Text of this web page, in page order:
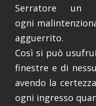
Serratore un
ogni
agguerrito.
Così si può
finestre e di
avendo la
ogni ingresso